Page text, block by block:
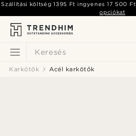
Keresés
Szállítási költség1395 Ft ingyenes 17 500 Ft
opciókat
Karkötők Acél karkötők